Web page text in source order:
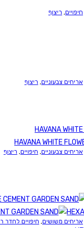
חיפויים, ריצוף
אריחים צבעוניים, ריצוף
אריחים צבעוניים, חיפויים, ריצוף
אריחים משושים, חיפויים לחדר